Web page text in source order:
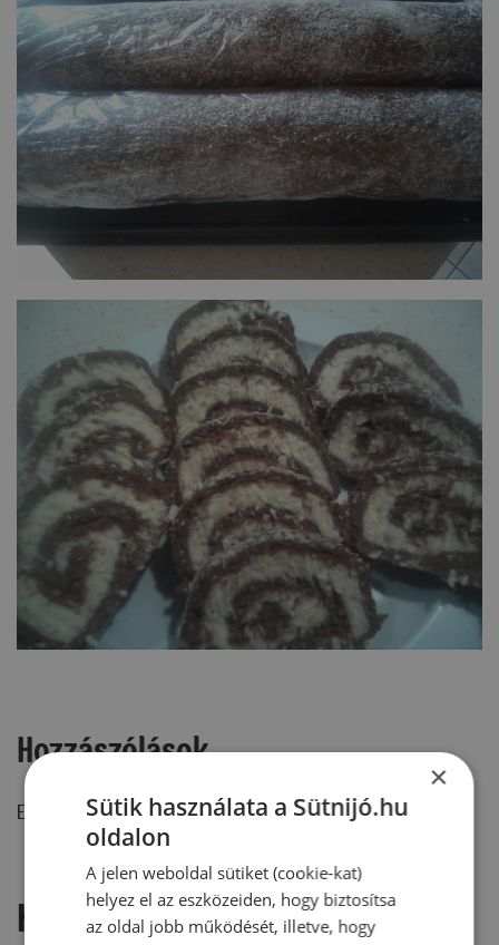
Hozzászólások
Ehhez a recepthez még nem érkezett hozzászólás.
Hozzászólás írása
×
Sütik használata a Sütnijó.hu
oldalon
A jelen weboldal sütiket (cookie-kat)
helyez el az eszközeiden, hogy biztosítsa
az oldal jobb működését, illetve, hogy